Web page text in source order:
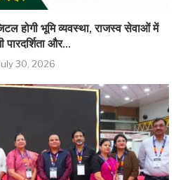
होगी भूमि व्यवस्था, राजस्व सेवाओं में
पारदर्शिता और...
30, 2026